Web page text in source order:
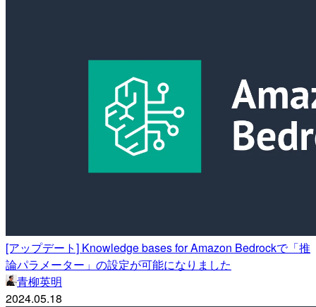
[アップデート] Knowledge bases for Amazon Bedrockで「推
論パラメーター」の設定が可能になりました
青柳英明
2024.05.18